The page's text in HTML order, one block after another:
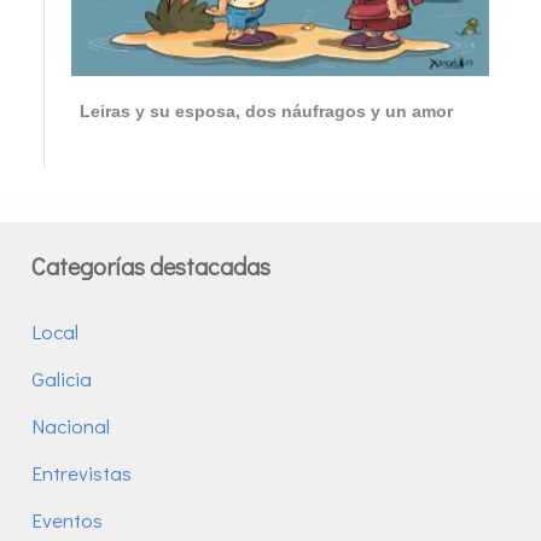
Leiras y su esposa, dos náufragos y un amor
Categorías destacadas
Local
Galicia
Nacional
Entrevistas
Eventos